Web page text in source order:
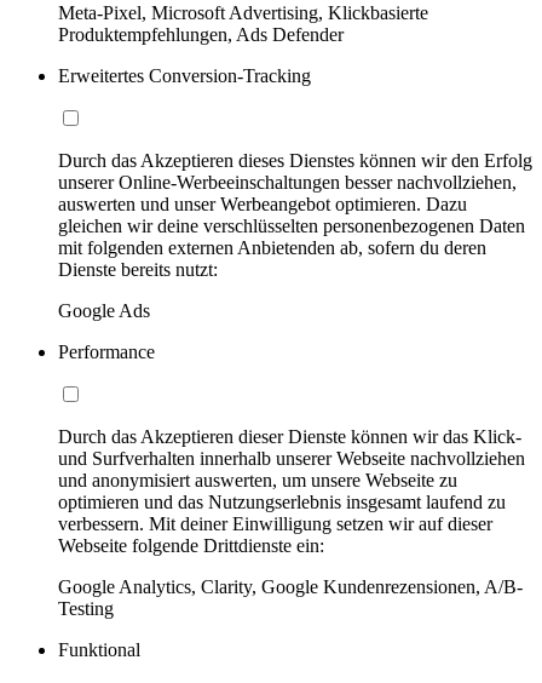
Meta-Pixel, Microsoft Advertising, Klickbasierte
Produktempfehlungen, Ads Defender
Erweitertes Conversion-Tracking
Durch das Akzeptieren dieses Dienstes können wir den Erfolg
unserer Online-Werbeeinschaltungen besser nachvollziehen,
auswerten und unser Werbeangebot optimieren. Dazu
gleichen wir deine verschlüsselten personenbezogenen Daten
mit folgenden externen Anbietenden ab, sofern du deren
Dienste bereits nutzt:
Google Ads
Performance
Durch das Akzeptieren dieser Dienste können wir das Klick-
und Surfverhalten innerhalb unserer Webseite nachvollziehen
und anonymisiert auswerten, um unsere Webseite zu
optimieren und das Nutzungserlebnis insgesamt laufend zu
verbessern. Mit deiner Einwilligung setzen wir auf dieser
Webseite folgende Drittdienste ein:
Google Analytics, Clarity, Google Kundenrezensionen, A/B-
Testing
Funktional